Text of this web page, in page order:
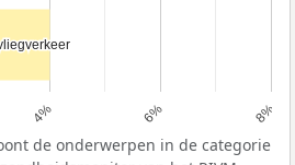
4% 6% 8%
de onderwerpen in de categorie